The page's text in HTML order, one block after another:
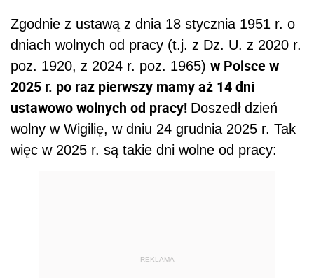
Zgodnie z ustawą z dnia 18 stycznia 1951 r. o
dniach wolnych od pracy (t.j. z Dz. U. z 2020 r.
poz. 1920, z 2024 r. poz. 1965) w Polsce w
2025 r. po raz pierwszy mamy aż 14 dni
ustawowo wolnych od pracy! Doszedł dzień
wolny w Wigilię, w dniu 24 grudnia 2025 r. Tak
więc w 2025 r. są takie dni wolne od pracy:
REKLAMA